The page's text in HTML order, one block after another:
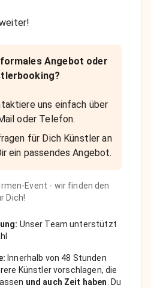
Angebot oder
uns einfach über
oder Telefon.
für Dich Künstler an
ein passendes Angebot.
Event - wir finden den
Dich!
Unser Team unterstützt
Innerhalb von 48 Stunden
Künstler vorschlagen, die
und auch Zeit haben . Du